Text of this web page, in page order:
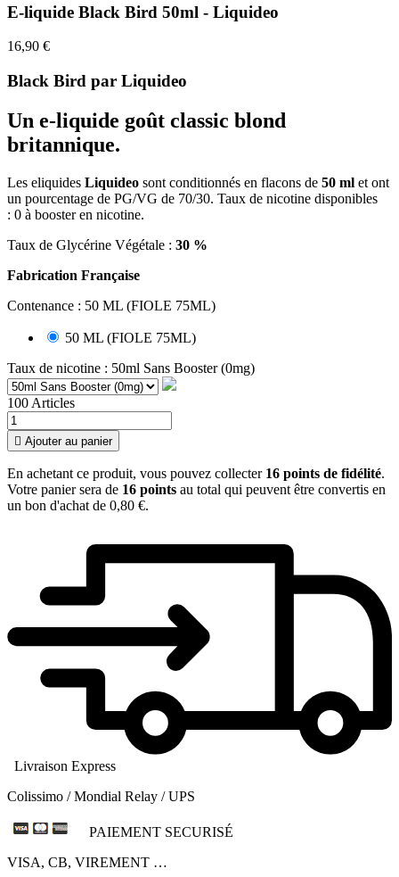
E-liquide Black Bird 50ml - Liquideo
16,90 €
Black Bird par Liquideo
Un e-liquide goût classic blond
britannique.
Les eliquides Liquideo sont conditionnés en flacons de 50 ml et ont
un pourcentage de PG/VG de 70/30. Taux de nicotine disponibles
: 0 à booster en nicotine.
Taux de Glycérine Végétale : 30 %
Fabrication Française
Contenance : 50 ML (FIOLE 75ML)
50 ML (FIOLE 75ML)
Taux de nicotine : 50ml Sans Booster (0mg)
100 Articles
 Ajouter au panier
En achetant ce produit, vous pouvez collecter 16 points de fidélité.
Votre panier sera de 16 points au total qui peuvent être convertis en
un bon d'achat de 0,80 €.
Livraison Express
Colissimo / Mondial Relay / UPS
PAIEMENT SECURISÉ
VISA, CB, VIREMENT …